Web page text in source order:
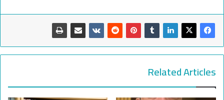
Related Articles